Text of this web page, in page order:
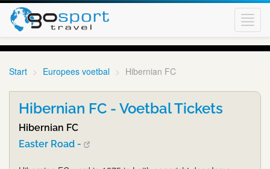
Start Europees voetbal Hibernian FC
Hibernian FC - Voetbal Tickets
Hibernian FC
Easter Road -